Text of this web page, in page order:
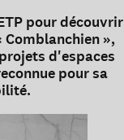
pour découvrir
»,
d'espaces
pour sa